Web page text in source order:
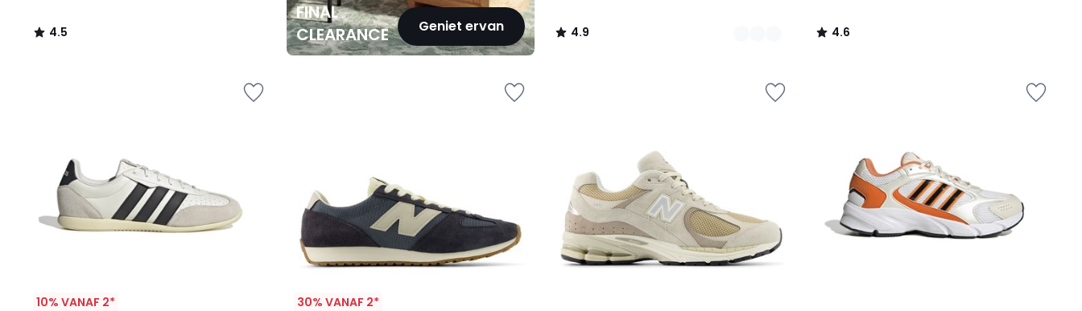
4.5
/
FINAL
CLEARANCE
Geniet ervan 4.9
/
4.6
/
10% VANAF 2* 30% VANAF 2*